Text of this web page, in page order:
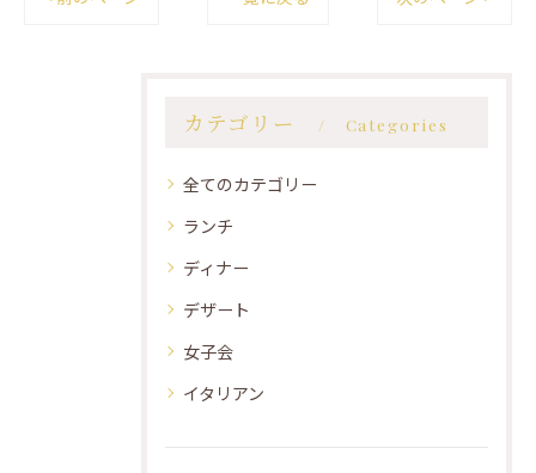
カテゴリー Categories
全てのカテゴリー
ランチ
ディナー
デザート
女子会
イタリアン